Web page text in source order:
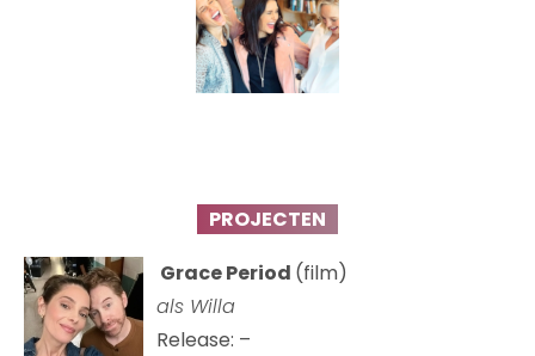
PROJECTEN
Grace Period (film)
als Willa
Release: –